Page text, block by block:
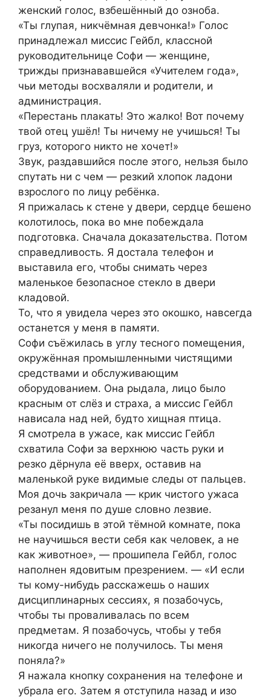
женский голос, взбешённый до озноба.
«Ты глупая, никчёмная девчонка!» Голос
принадлежал миссис Гейбл, классной
руководительнице Софи — женщине,
трижды признававшейся «Учителем года»,
чьи методы восхваляли и родители, и
администрация.
«Перестань плакать! Это жалко! Вот почему
твой отец ушёл! Ты ничему не учишься! Ты
груз, которого никто не хочет!»
Звук, раздавшийся после этого, нельзя было
спутать ни с чем — резкий хлопок ладони
взрослого по лицу ребёнка.
Я прижалась к стене у двери, сердце бешено
колотилось, пока во мне побеждала
подготовка. Сначала доказательства. Потом
справедливость. Я достала телефон и
выставила его, чтобы снимать через
маленькое безопасное стекло в двери
кладовой.
То, что я увидела через это окошко, навсегда
останется у меня в памяти.
Софи съёжилась в углу тесного помещения,
окружённая промышленными чистящими
средствами и обслуживающим
оборудованием. Она рыдала, лицо было
красным от слёз и страха, а миссис Гейбл
нависала над ней, будто хищная птица.
Я смотрела в ужасе, как миссис Гейбл
схватила Софи за верхнюю часть руки и
резко дёрнула её вверх, оставив на
маленькой руке видимые следы от пальцев.
Моя дочь закричала — крик чистого ужаса
резанул меня по душе словно лезвие.
«Ты посидишь в этой тёмной комнате, пока
не научишься вести себя как человек, а не
как животное», — прошипела Гейбл, голос
наполнен ядовитым презрением. — «И если
ты кому-нибудь расскажешь о наших
дисциплинарных сессиях, я позабочусь,
чтобы ты проваливалась по всем
предметам. Я позабочусь, чтобы у тебя
никогда ничего не получилось. Ты меня
поняла?»
Я нажала кнопку сохранения на телефоне и
убрала его. Затем я отступила назад и изо